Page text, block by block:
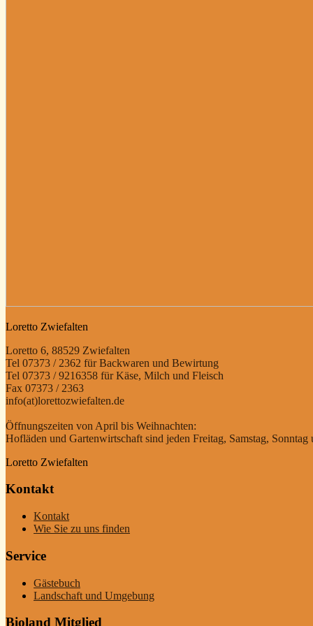
Loretto Zwiefalten
Loretto 6, 88529 Zwiefalten
Tel 07373 / 2362 für Backwaren und Bewirtung
Tel 07373 / 9216358 für Käse, Milch und Fleisch
Fax 07373 / 2363
info(at)lorettozwiefalten.de
Öffnungszeiten von April bis Weihnachten:
Hofläden und Gartenwirtschaft sind jeden Freitag, Samstag,
Loretto Zwiefalten
Kontakt
Kontakt
Wie Sie zu uns finden
Service
Gästebuch
Landschaft und Umgebung
Bioland Mitglied